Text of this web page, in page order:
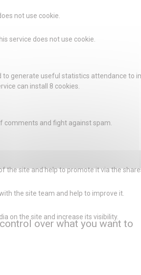
not use cookie.
service does not use cookie.
generate useful statistics attendance to
can install 8 cookies.
and fight against spam.
the site and help to promote it via the
the site team and help to improve it.
on the site and increase its visibility.
over what you want to